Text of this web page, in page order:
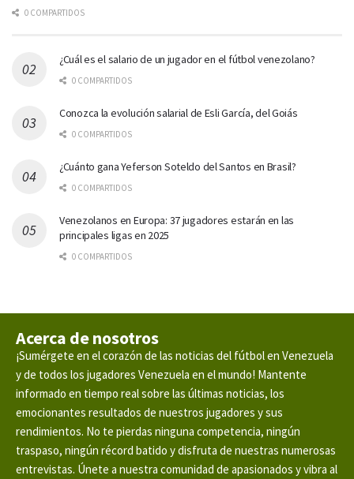
0 COMPARTIDOS
¿Cuál es el salario de un jugador en el fútbol venezolano?
0 COMPARTIDOS
Conozca la evolución salarial de Esli García, del Goiás
0 COMPARTIDOS
¿Cuánto gana Yeferson Soteldo del Santos en Brasil?
0 COMPARTIDOS
Venezolanos en Europa: 37 jugadores estarán en las
principales ligas en 2025
0 COMPARTIDOS
Acerca de nosotros
¡Sumérgete en el corazón de las noticias del fútbol en Venezuela
y de todos los jugadores Venezuela en el mundo! Mantente
informado en tiempo real sobre las últimas noticias, los
emocionantes resultados de nuestros jugadores y sus
rendimientos. No te pierdas ninguna competencia, ningún
traspaso, ningún récord batido y disfruta de nuestras numerosas
entrevistas. Únete a nuestra comunidad de apasionados y vibra al